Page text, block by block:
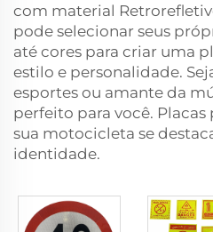
com material
pode selecionar seus
até cores para criar uma
estilo e personalidade.
esportes ou amante da
perfeito para você.
sua motocicleta se
identidade.